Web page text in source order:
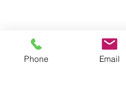
Phone Email